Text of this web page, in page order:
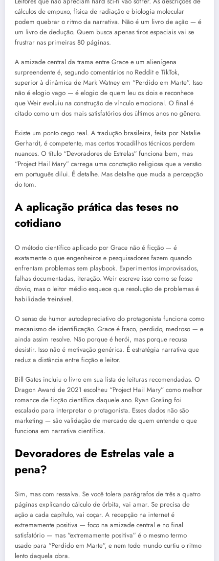
cálculos de empuxo, física de radiação e biologia molecular
podem quebrar o ritmo da narrativa. Não é um livro de ação — é
um livro de dedução. Quem busca apenas tiros espaciais vai se
frustrar nas primeiras 80 páginas.
A amizade central da trama entre Grace e um alienígena
surpreendente é, segundo comentários no Reddit e TikTok,
superior à dinâmica de Mark Watney em “Perdido em Marte”. Isso
não é elogio vago — é elogio de quem leu os dois e reconhece
que Weir evoluiu na construção de vínculo emocional. O final é
citado como um dos mais satisfatórios dos últimos anos no gênero.
Existe um ponto cego real. A tradução brasileira, feita por Natalie
Gerhardt, é competente, mas certos trocadilhos técnicos perdem
nuances. O título “Devoradores de Estrelas” funciona bem, mas
“Project Hail Mary” carrega uma conotação religiosa que a versão
em português dilui. É detalhe. Mas detalhe que muda a percepção
do tom.
A aplicação prática das teses no
cotidiano
O método científico aplicado por Grace não é ficção — é
exatamente o que engenheiros e pesquisadores fazem quando
enfrentam problemas sem playbook. Experimentos improvisados,
falhas documentadas, iteração. Weir escreve isso como se fosse
óbvio, mas o leitor médio esquece que resolução de problemas é
habilidade treinável.
O senso de humor autodepreciativo do protagonista funciona como
mecanismo de identificação. Grace é fraco, perdido, medroso — e
ainda assim resolve. Não porque é herói, mas porque recusa
desistir. Isso não é motivação genérica. É estratégia narrativa que
reduz a distância entre ficção e leitor.
Bill Gates incluiu o livro em sua lista de leituras recomendadas. O
Dragon Award de 2021 escolheu “Project Hail Mary” como melhor
romance de ficção científica daquele ano. Ryan Gosling foi
escalado para interpretar o protagonista. Esses dados não são
marketing — são validação de mercado de quem entende o que
funciona em narrativa científica.
Devoradores de Estrelas vale a
pena?
Sim, mas com ressalva. Se você tolera parágrafos de três a quatro
páginas explicando cálculo de órbita, vai amar. Se precisa de
ação a cada capítulo, vai coçar. A recepção na internet é
extremamente positiva — foco na amizade central e no final
satisfatório — mas “extremamente positiva” é o mesmo termo
usado para “Perdido em Marte”, e nem todo mundo curtiu o ritmo
lento daquela obra.